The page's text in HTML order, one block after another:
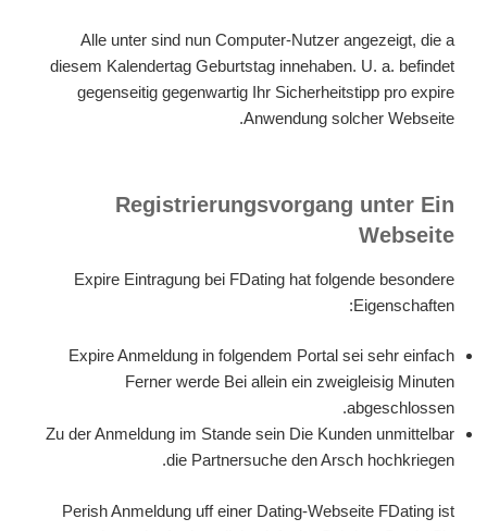
Alle unter sind nun Computer-Nutzer angezeigt, die a
diesem Kalendertag Geburtstag innehaben. U. a. befindet
gegenseitig gegenwartig Ihr Sicherheitstipp pro expire
Anwendung solcher Webseite.
Registrierungsvorgang unter Ein
Webseite
Expire Eintragung bei FDating hat folgende besondere
Eigenschaften:
Expire Anmeldung in folgendem Portal sei sehr einfach
Ferner werde Bei allein ein zweigleisig Minuten
abgeschlossen.
Zu der Anmeldung im Stande sein Die Kunden unmittelbar
die Partnersuche den Arsch hochkriegen.
Perish Anmeldung uff einer Dating-Webseite FDating ist